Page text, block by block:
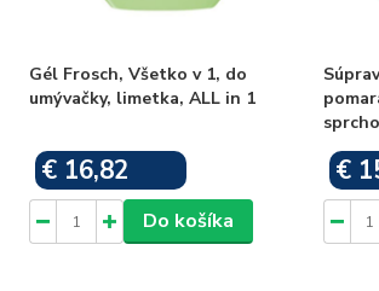
Gél Frosch, Všetko v 1, do
umývačky, limetka, ALL in 1
€ 16,82
Do košíka
€